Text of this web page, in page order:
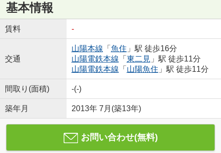
基本情報
賃料 -
交通
山陽本線 「 魚住 」駅 徒歩16分
山陽電鉄本線 「 東二見 」駅 徒歩11分
山陽電鉄本線 「 山陽魚住 」駅 徒歩11分
間取り(面積) -(-)
築年月 2013年 7月(築13年)
お問い合わせ(無料)